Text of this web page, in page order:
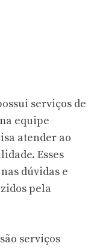
serviços de
equipe
atender ao
Esses
dúvidas e
pela
serviços